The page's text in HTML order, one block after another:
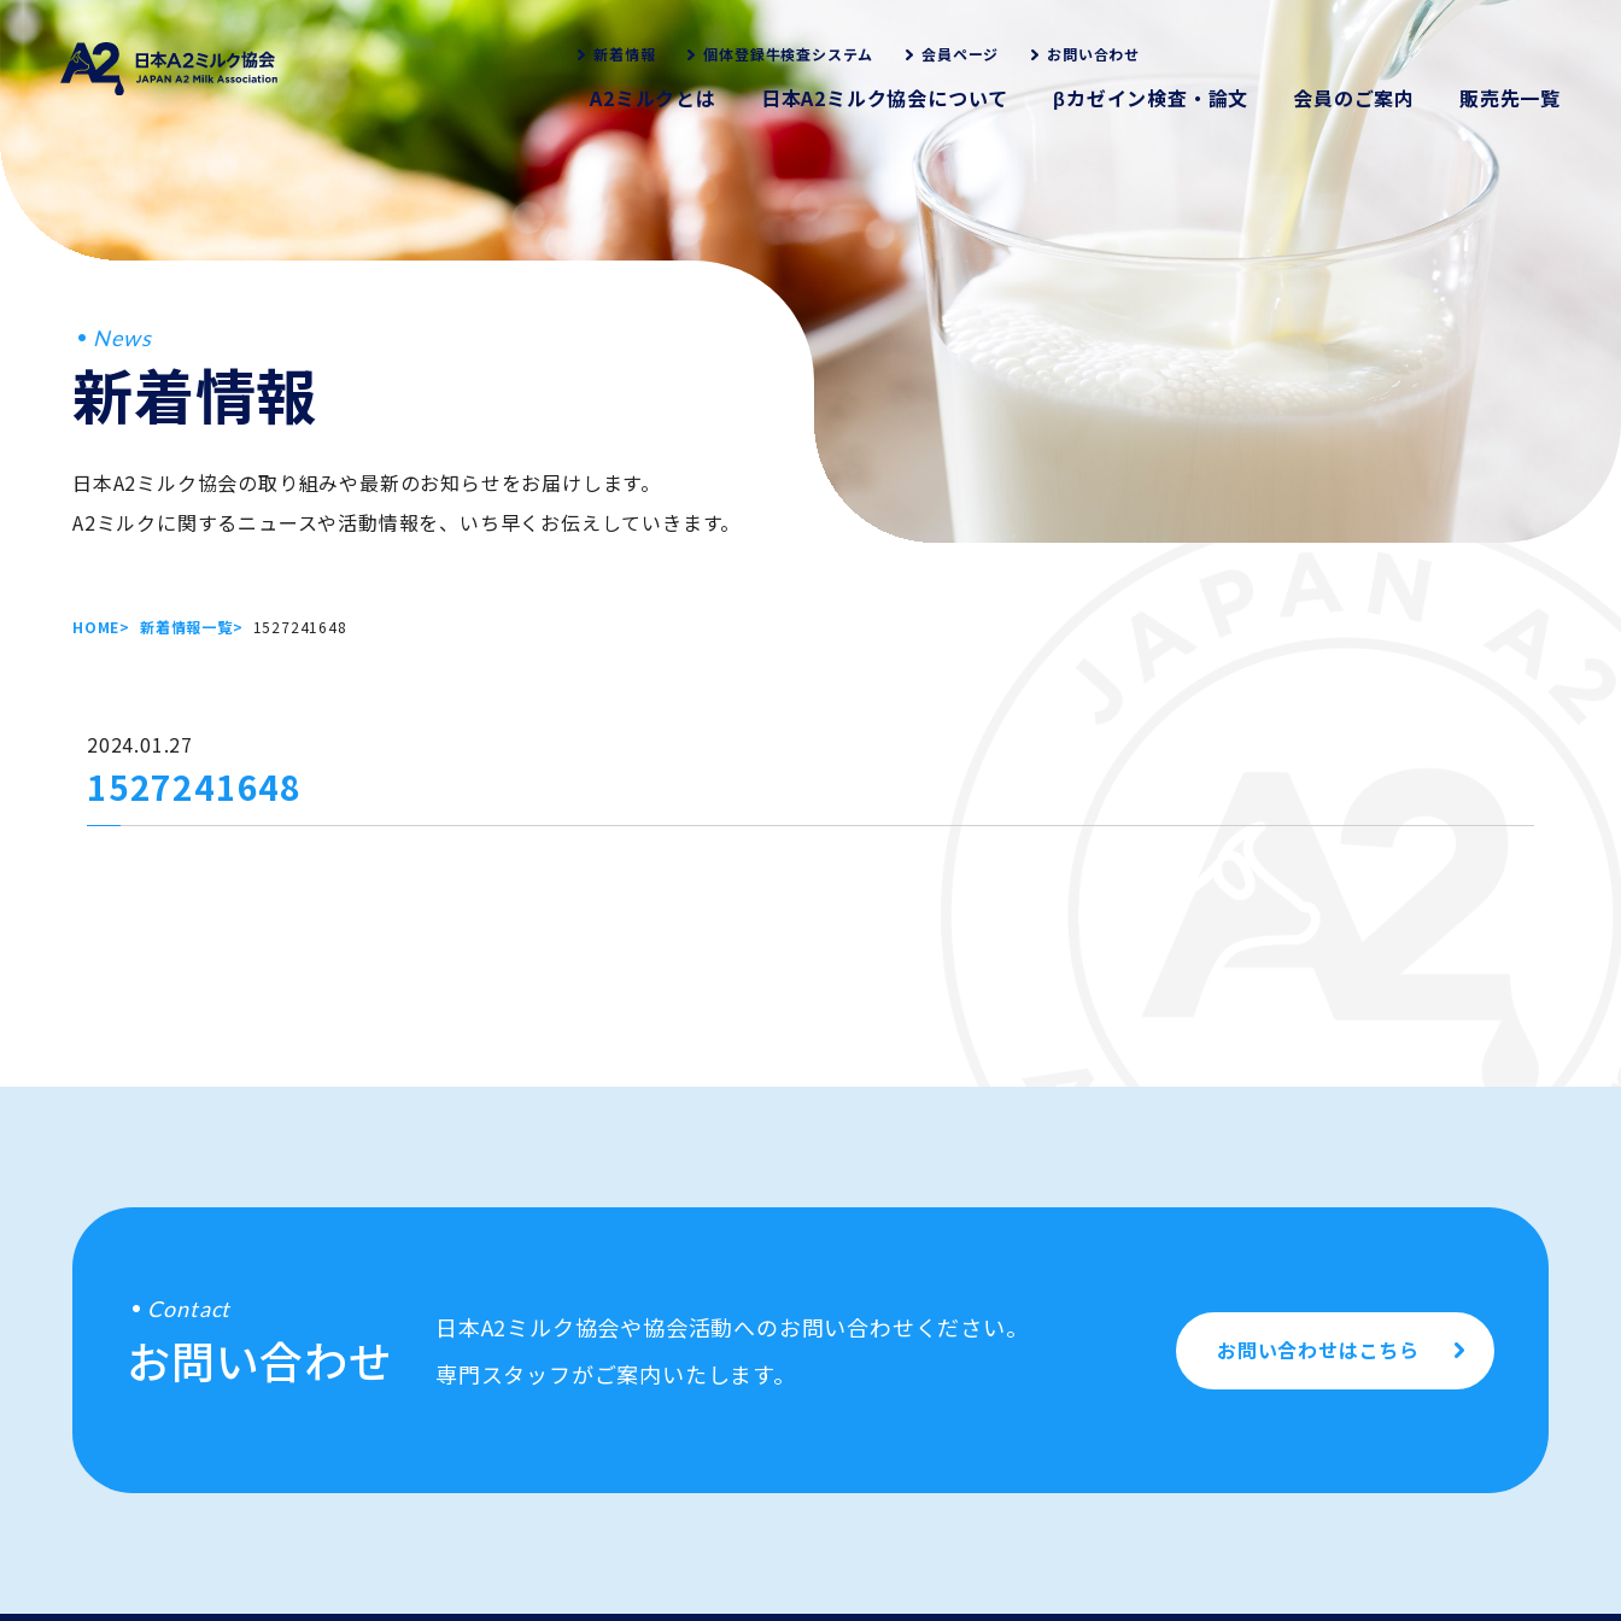
新着情報 個体登録牛検査システム 会員ページ お問い合わせ
A2ミルクとは 日本A2ミルク協会について βカゼイン検査・論文 会員のご案内 販売先一覧
News
新着情報
日本A2ミルク協会の取り組みや最新のお知らせをお届けします。
A2ミルクに関するニュースや活動情報を、いち早くお伝えしていきます。
HOME 新着情報一覧 1527241648
2024.01.27
1527241648
Contact
お問い合わせ
日本A2ミルク協会や協会活動へのお問い合わせください。
専門スタッフがご案内いたします。
お問い合わせはこちら